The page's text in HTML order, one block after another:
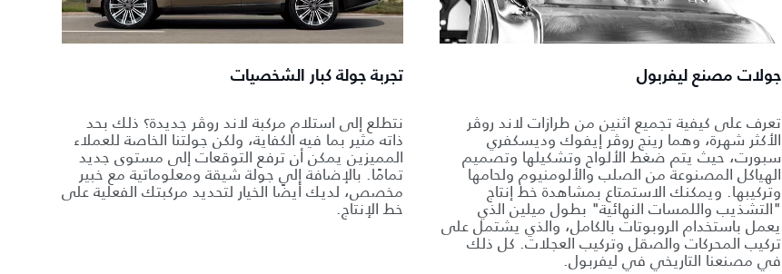
جولات مصنع ليفربول
تعرف على كيفية تجميع اثنين من طرازات لاند روڤر
الأكثر شهرة، وهما رينج روڤر إيفوك وديسكفري
سبورت، حيث يتم ضغط الألواح وتشكيلها وتصميم
الهياكل المصنوعة من الصلب والألومنيوم ولحامها
وتركيبها. ويمكنك الاستمتاع بمشاهدة خط إنتاج
"التشذيب واللمسات النهائية" بطول ميلين الذي
يعمل باستخدام الروبوتات بالكامل، والذي يشتمل على
تركيب المحركات والصقل وتركيب العجلات. كل ذلك
في مصنعنا التاريخي في ليفربول.
تجربة جولة كبار الشخصيات
نتطلع إلى استلام مركبة لاند روڤر جديدة؟ ذلك بحد
ذاته مثير بما فيه الكفاية، ولكن جولتنا الخاصة للعملاء
المميزين يمكن أن ترفع التوقعات إلى مستوى جديد
تمامًا. بالإضافة إلى جولة شيقة ومعلوماتية مع خبير
مخصص، لديك أيضًا الخيار لتحديد مركبتك الفعلية على
خط الإنتاج.